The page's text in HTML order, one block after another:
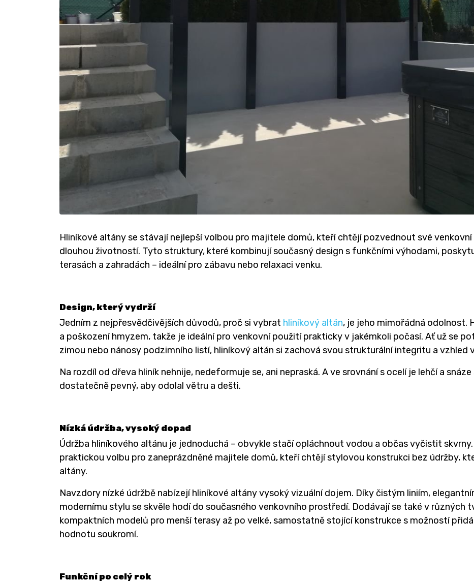
Hliníkové altány se stávají nejlepší volbou pro majitele domů, kteří chtějí pozvednout své
dlouhou životností. Tyto struktury, které kombinují současný design s funkčními výhodami,
terasách a zahradách – ideální pro zábavu nebo relaxaci venku.
Design, který vydrží
Jedním z nejpřesvědčivějších důvodů, proč si vybrat hliníkový altán, je jeho mimořádná odolnost.
a poškození hmyzem, takže je ideální pro venkovní použití prakticky v jakémkoli počasí. Ať už se
zimou nebo nánosy podzimního listí, hliníkový altán si zachová svou strukturální integritu a vzhled
Na rozdíl od dřeva hliník nehnije, nedeformuje se, ani nepraská. A ve srovnání s ocelí je lehčí a
dostatečně pevný, aby odolal větru a dešti.
Nízká údržba, vysoký dopad
Údržba hliníkového altánu je jednoduchá – obvykle stačí opláchnout vodou a občas vyčistit
praktickou volbu pro zaneprázdněné majitele domů, kteří chtějí stylovou konstrukci bez údržby,
altány.
Navzdory nízké údržbě nabízejí hliníkové altány vysoký vizuální dojem. Díky čistým liniím,
modernímu stylu se skvěle hodí do současného venkovního prostředí. Dodávají se také v různých
kompaktních modelů pro menší terasy až po velké, samostatně stojící konstrukce s možností
hodnotu soukromí.
Funkční po celý rok